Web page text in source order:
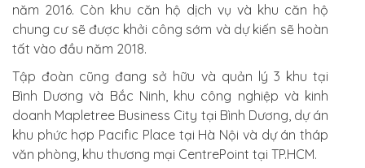
năm 2016. Còn khu căn hộ dịch vụ và khu căn hộ
chung cư sẽ được khởi công sớm và dự kiến sẽ hoàn
tất vào đầu năm 2018.
Tập đoàn cũng đang sở hữu và quản lý 3 khu tại
Bình Dương và Bắc Ninh, khu công nghiệp và kinh
doanh Mapletree Business City tại Bình Dương, dự án
khu phức hợp Pacific Place tại Hà Nội và dự án tháp
văn phòng, khu thương mại CentrePoint tại TP.HCM.